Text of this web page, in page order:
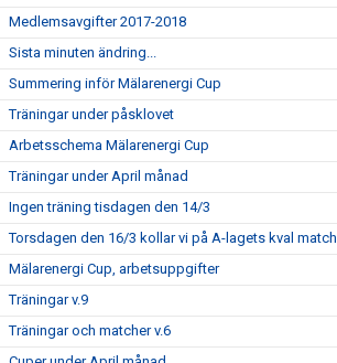
Medlemsavgifter 2017-2018
Sista minuten ändring...
Summering inför Mälarenergi Cup
Träningar under påsklovet
Arbetsschema Mälarenergi Cup
Träningar under April månad
Ingen träning tisdagen den 14/3
Torsdagen den 16/3 kollar vi på A-lagets kval match
Mälarenergi Cup, arbetsuppgifter
Träningar v.9
Träningar och matcher v.6